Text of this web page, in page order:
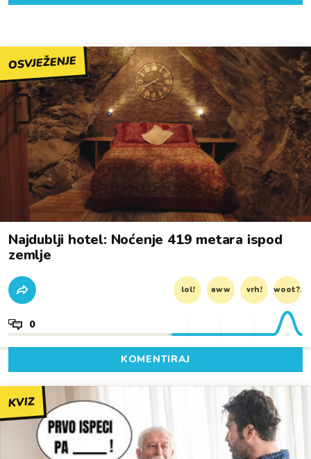
OSVJEŽENJE
Najdublji hotel: Noćenje 419 metara ispod
zemlje
lol! aww vrh! woot?!
0
KOMENTIRAJ
KVIZ